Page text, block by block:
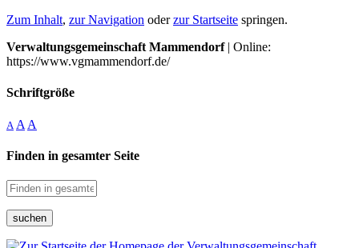
Zum Inhalt, zur Navigation oderzur Startseite springen.
Verwaltungsgemeinschaft Mammendorf| Online:
https://www.vgmammendorf.de/
Schriftgröße
A A A
Finden in gesamter Seite
suchen